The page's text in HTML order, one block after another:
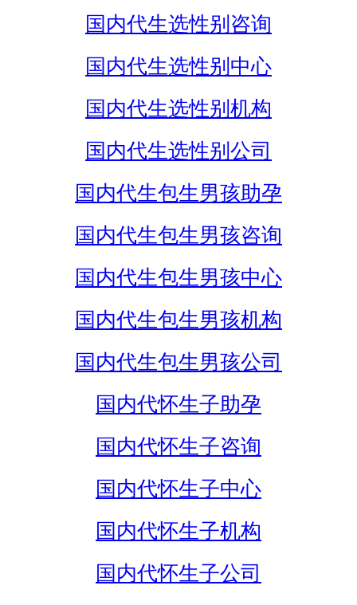
国内代生选性别咨询
国内代生选性别中心
国内代生选性别机构
国内代生选性别公司
国内代生包生男孩助孕
国内代生包生男孩咨询
国内代生包生男孩中心
国内代生包生男孩机构
国内代生包生男孩公司
国内代怀生子助孕
国内代怀生子咨询
国内代怀生子中心
国内代怀生子机构
国内代怀生子公司